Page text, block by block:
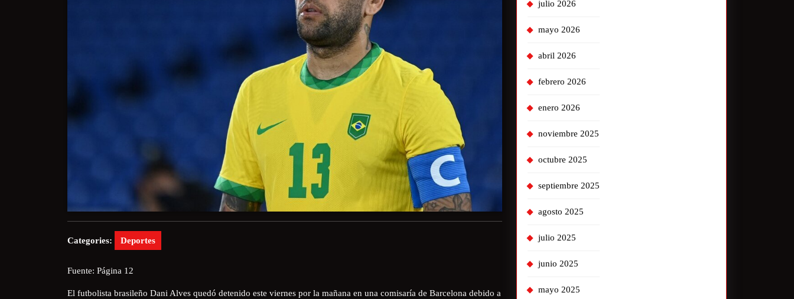
Categories: Deportes
Fuente: Página 12
El futbolista brasileño Dani Alves quedó detenido este viernes por la mañana en una comisaría de Barcelona debido a
julio 2026
mayo 2026
abril 2026
febrero 2026
enero 2026
noviembre 2025
octubre 2025
septiembre 2025
agosto 2025
julio 2025
junio 2025
mayo 2025